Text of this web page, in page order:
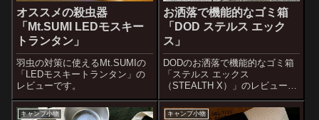
オススメの殺虫器
「Mt.SUMI LEDモスキー
トランタン」
羽虫の対策に使えるMt.SUMIの
「LEDモスキートランタン」の
レビューです。
お洒落で機能的なゴミ箱
「DOD ステルス エック
ス」
DODのお洒落で機能的なゴミ箱
「ステルス エックス
（STEALTH X）」のレビュー記
事です。
キャンプ小物 キャンプ小物